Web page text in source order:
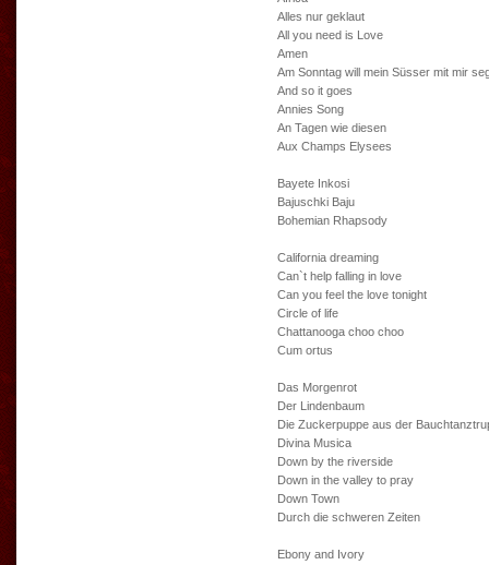
Alles nur geklaut
All you need is Love
Amen
Am Sonntag will mein Süsser mit mir
And so it goes
Annies Song
An Tagen wie diesen
Aux Champs Elysees
Bayete Inkosi
Bajuschki Baju
Bohemian Rhapsody
California dreaming
Can`t help falling in love
Can you feel the love tonight
Circle of life
Chattanooga choo choo
Cum ortus
Das Morgenrot
Der Lindenbaum
Die Zuckerpuppe aus der
Divina Musica
Down by the riverside
Down in the valley to pray
Down Town
Durch die schweren Zeiten
Ebony and Ivory